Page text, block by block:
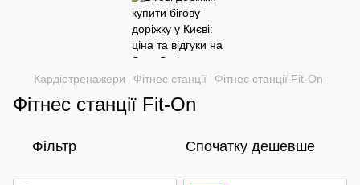
Кардіотренажери Фітнес станції Фітнес станції Fit-On
Фітнес станції Fit-On
Фільтр Спочатку дешевше